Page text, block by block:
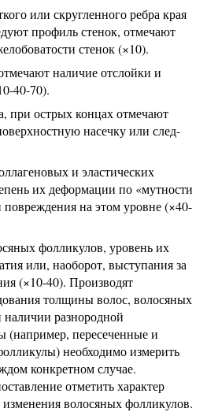
или скругленного ребра края
профиль стенок, отмечают
стенок (×10).
наличие отслойки и
40-70).
при острых концах отмечают
насечку или след-
и эластических
их деформации по «мутности
повреждения на этом уровне (×40-
фолликулов, уровень их
или, наоборот, выступания за
(×10-40). Производят
толщины волос, волосяных
разнородной
(например, пересеченные и
необходимо измерить
конкретном случае.
отметить характер
волосяных фолликулов.